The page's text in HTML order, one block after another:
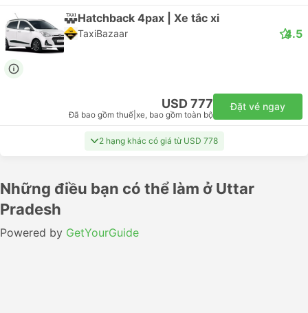
Hatchback 4pax | Xe tắc xi
TaxiBazaar 4.5
USD 777
Đã bao gồm thuế xe, bao gồm toàn bộ
Đặt vé ngay
2 hạng khác có giá từ USD 778
Những điều bạn có thể làm ở Uttar
Pradesh
Powered by GetYourGuide